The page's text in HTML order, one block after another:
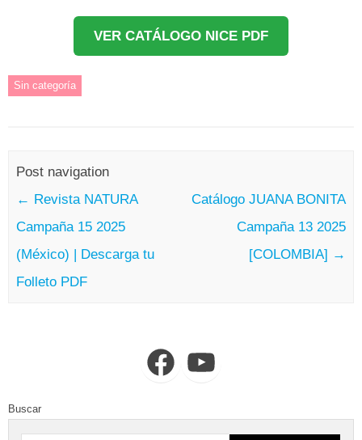
VER CATÁLOGO NICE PDF
Sin categoría
Post navigation
← Revista NATURA
Campaña 15 2025
(México) | Descarga tu
Folleto PDF
Catálogo JUANA BONITA
Campaña 13 2025
[COLOMBIA] →
FacebookYouTube
Buscar